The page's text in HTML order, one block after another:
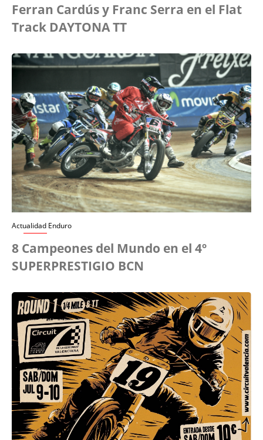
Ferran Cardús y Franc Serra en el Flat
Track DAYTONA TT
Actualidad Enduro
8 Campeones del Mundo en el 4º
SUPERPRESTIGIO BCN